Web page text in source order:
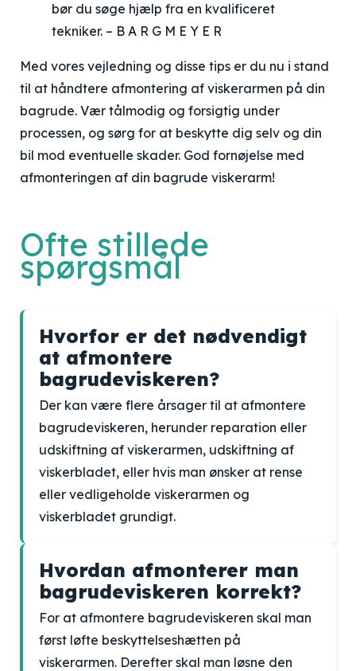
bør du søge hjælp fra en kvalificeret
tekniker. – B A R G M E Y E R
Med vores vejledning og disse tips er du nu i stand
til at håndtere afmontering af viskerarmen på din
bagrude. Vær tålmodig og forsigtig under
processen, og sørg for at beskytte dig selv og din
bil mod eventuelle skader. God fornøjelse med
afmonteringen af din bagrude viskerarm!
Ofte stillede
spørgsmål
Hvorfor er det nødvendigt
at afmontere
bagrudeviskeren?
Der kan være flere årsager til at afmontere
bagrudeviskeren, herunder reparation eller
udskiftning af viskerarmen, udskiftning af
viskerbladet, eller hvis man ønsker at rense
eller vedligeholde viskerarmen og
viskerbladet grundigt.
Hvordan afmonterer man
bagrudeviskeren korrekt?
For at afmontere bagrudeviskeren skal man
først løfte beskyttelseshætten på
viskerarmen. Derefter skal man løsne den